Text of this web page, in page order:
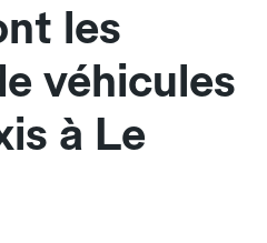
les
véhicules
à Le